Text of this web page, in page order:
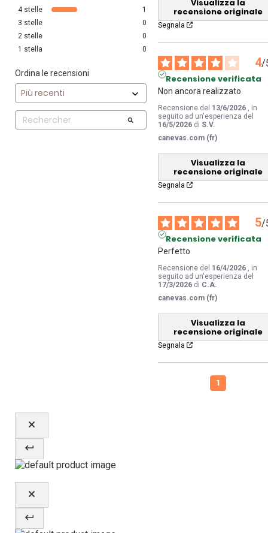
4 stelle
1
3 stelle
0
2 stelle
0
1 stella 0
Ordina le recensioni
Visualizza la
recensione originale
Segnala
4/
Recensione verificata
Non ancora realizzato
Recensione del 13/6/2026
, in
seguito ad un'esperienza del
16/5/2026 di S.V.
canevas.com (fr)
Visualizza la
recensione originale
Segnala
5/
Recensione verificata
Perfetto
Recensione del 16/4/2026
, in
seguito ad un'esperienza del
17/3/2026 di C.A.
canevas.com (fr)
Visualizza la
recensione originale
Segnala
1